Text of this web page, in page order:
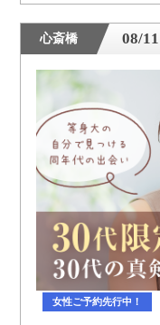
心斎橋 08/
女性ご予約先行中！